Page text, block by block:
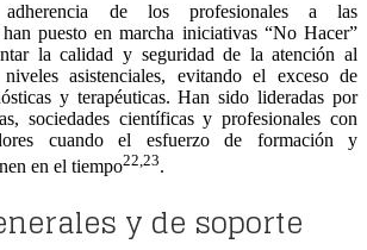
de los profesionales a las
han puesto en marcha iniciativas “No Hacer”
la calidad y seguridad de la atención al
asistenciales, evitando el exceso de
y terapéuticas. Han sido lideradas por
sociedades científicas y profesionales con
cuando el esfuerzo de formación y
en el tiempo22,23.
y de soporte